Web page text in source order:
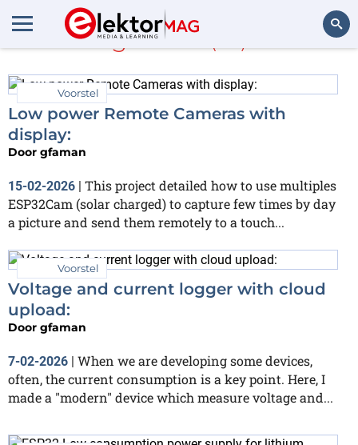
gfaman
Voorstel
Low power Remote Cameras with
display:
Door gfaman
15-02-2026 | This project detailed how to use multiples
ESP32Cam (solar charged) to capture few times by day
a picture and send them remotely to a touch...
Voorstel
Voltage and current logger with cloud
upload:
Door gfaman
7-02-2026 | When we are developing some devices,
often, the current consumption is a key point. Here, I
made a "modern" device which measure voltage and...